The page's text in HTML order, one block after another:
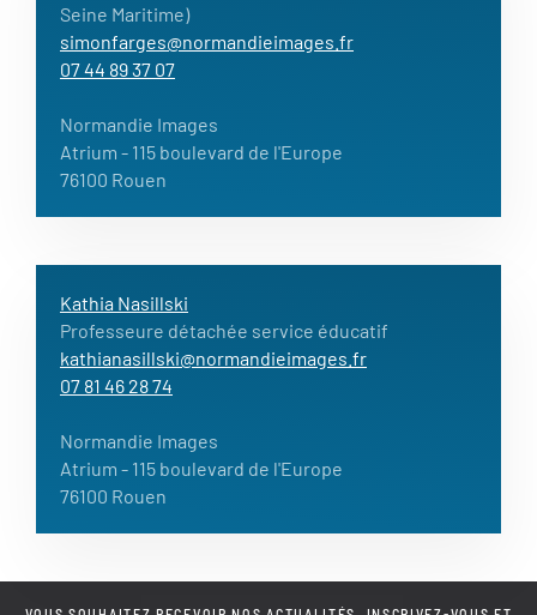
Seine Maritime)
simonfarges@normandieimages.fr
07 44 89 37 07
Normandie Images
Atrium - 115 boulevard de l'Europe
76100 Rouen
Kathia Nasillski
Professeure détachée service éducatif
kathianasillski@normandieimages.fr
07 81 46 28 74
Normandie Images
Atrium - 115 boulevard de l'Europe
76100 Rouen